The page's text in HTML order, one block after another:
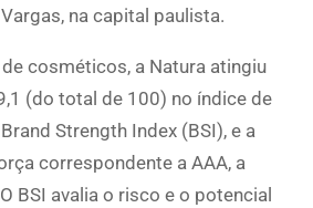
na capital paulista.
cosméticos, a Natura atingiu
(do total de 100) no índice de
Strength Index (BSI), e a
correspondente a AAA, a
BSI avalia o risco e o potencial